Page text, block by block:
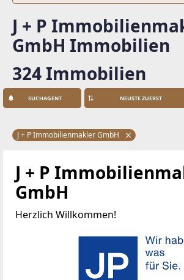
J + P
GmbH Immobilien
324 Immobilien
SUCHAGENT
J + P Immobilienmakler GmbH
J + P
GmbH
Herzlich Willkommen!